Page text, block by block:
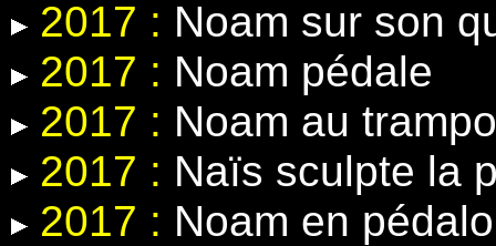
2017 : Noam sur son
2017 : Noam pédale
2017 : Noam au
2017 : Naïs sculpte la
2017 : Noam en pédalo